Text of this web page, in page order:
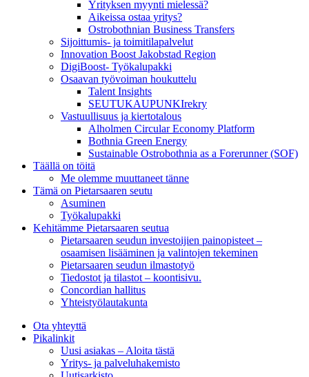
Yrityksen myynti mielessä?
Aikeissa ostaa yritys?
Ostrobothnian Business Transfers
Sijoittumis- ja toimitilapalvelut
Innovation Boost Jakobstad Region
DigiBoost- Työkalupakki
Osaavan työvoiman houkuttelu
Talent Insights
SEUTUKAUPUNKIrekry
Vastuullisuus ja kiertotalous
Alholmen Circular Economy Platform
Bothnia Green Energy
Sustainable Ostrobothnia as a Forerunner (SOF)
Täällä on töitä
Me olemme muuttaneet tänne
Tämä on Pietarsaaren seutu
Asuminen
Työkalupakki
Kehitämme Pietarsaaren seutua
Pietarsaaren seudun investoijien painopisteet –
osaamisen lisääminen ja valintojen tekeminen
Pietarsaaren seudun ilmastotyö
Tiedostot ja tilastot – koontisivu.
Concordian hallitus
Yhteistyölautakunta
Ota yhteyttä
Pikalinkit
Uusi asiakas – Aloita tästä
Yritys- ja palveluhakemisto